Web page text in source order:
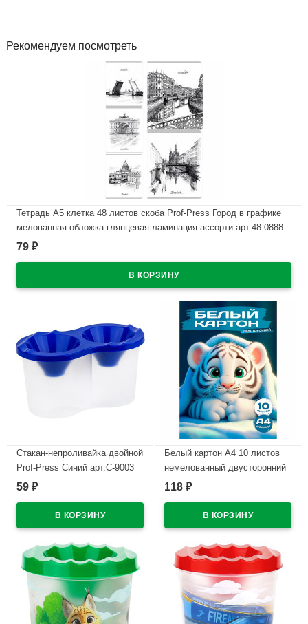
Рекомендуем посмотреть
Тетрадь А5 клетка 48 листов скоба Prof-Press Город в графике
мелованная обложка глянцевая ламинация ассорти арт.48-0888
В наличии
79 ₽
Стакан-непроливайка двойной
Prof-Press Синий арт.С-9003
В наличии
59 ₽
Белый картон А4 10 листов
немелованный двусторонний
Prof-Press Белый тигрёнок
118 ₽